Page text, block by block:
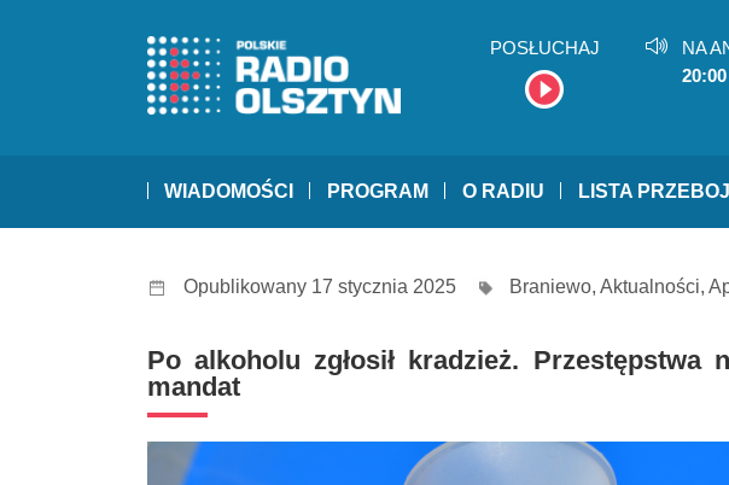
POSŁUCHAJ
NA
20:00
WIADOMOŚCI PROGRAM O RADIU LISTA
Opublikowany 17 stycznia 2025 Braniewo, Aktualności,
Po alkoholu zgłosił kradzież. Przestępstwa
mandat